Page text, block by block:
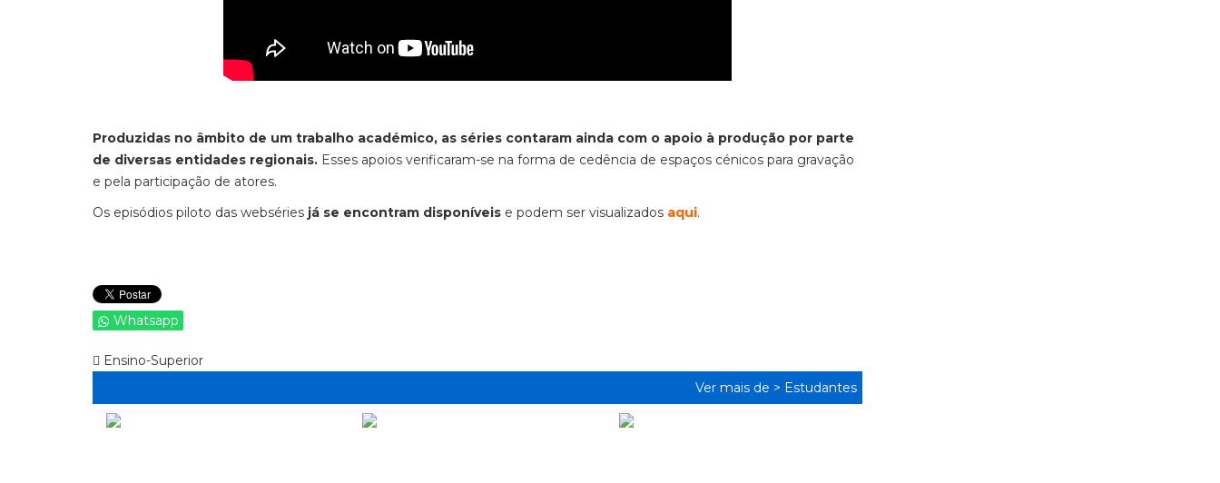
Produzidas no âmbito de um trabalho académico, as séries contaram ainda com o apoio à produção por parte
de diversas entidades regionais. Esses apoios verificaram-se na forma de cedência de espaços cénicos para gravação
e pela participação de atores.
Os episódios piloto das webséries já se encontram disponíveis e podem ser visualizados aqui.
Whatsapp
Ensino-Superior
Ver mais de > Estudantes